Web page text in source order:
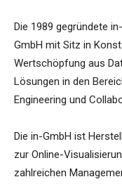
Die 1989 gegründete
GmbH mit Sitz in
Wertschöpfung aus
Lösungen in den
Engineering und
Die in-GmbH ist
zur Online-
zahlreichen